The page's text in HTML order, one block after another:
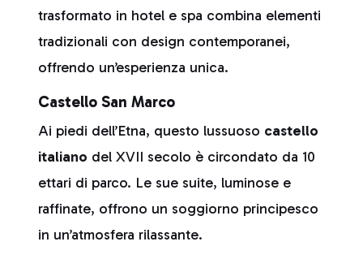
trasformato in hotel e spa combina elementi
tradizionali con design contemporanei,
offrendo un’esperienza unica.
Castello San Marco
Ai piedi dell’Etna, questo lussuoso castello
italiano del XVII secolo è circondato da 10
ettari di parco. Le sue suite, luminose e
raffinate, offrono un soggiorno principesco
in un’atmosfera rilassante.